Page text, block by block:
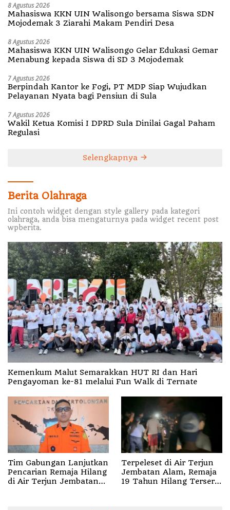
8 Agustus 2026
Mahasiswa KKN UIN Walisongo bersama Siswa SDN
Mojodemak 3 Ziarahi Makam Pendiri Desa
8 Agustus 2026
Mahasiswa KKN UIN Walisongo Gelar Edukasi Gemar
Menabung kepada Siswa di SD 3 Mojodemak
7 Agustus 2026
Berpindah Kantor ke Fogi, PT MDP Siap Wujudkan
Pelayanan Nyata bagi Pensiun di Sula
7 Agustus 2026
Wakil Ketua Komisi I DPRD Sula Dinilai Gagal Paham
Regulasi
Selengkapnya
Berita Olahraga
Ini contoh widget dengan style gallery pada kategori
olahraga, anda bisa mengaturnya pada widget recent post
wpberita.
Kemenkum Malut Semarakkan HUT RI dan Hari
Pengayoman ke-81 melalui Fun Walk di Ternate
Tim Gabungan Lanjutkan
Pencarian Remaja Hilang
di Air Terjun Jembatan
Terpeleset di Air Terjun
Jembatan Alam, Remaja
19 Tahun Hilang Terseret